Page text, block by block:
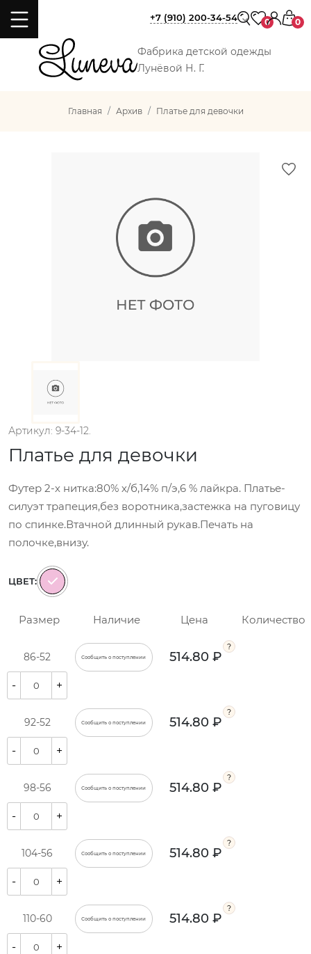
Фабрика детской одежды
Лунёвой Н. Г.
+7 (910) 200-34-54 0 0
Главная Архив Платье для девочки
Артикул: 9-34-12.
Платье для девочки
Футер 2-х нитка:80% х/б,14% п/э,6 % лайкра. Платье-
силуэт трапеция,без воротника,застежка на пуговицу
по спинке.Втачной длинный рукав.Печать на
полочке,внизу.
ЦВЕТ:
Размер Наличие Цена Количество
86-52 Сообщить о поступлении 514.80 ₽
- +
92-52 Сообщить о поступлении 514.80 ₽
- +
98-56 Сообщить о поступлении 514.80 ₽
- +
104-56 Сообщить о поступлении 514.80 ₽
- +
110-60 Сообщить о поступлении 514.80 ₽
- +